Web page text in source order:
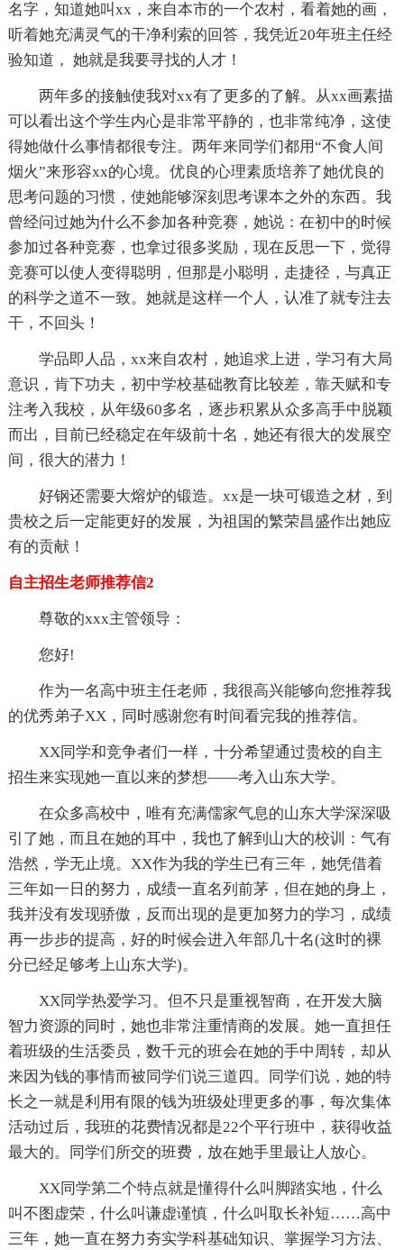
名字，知道她叫xx，来自本市的一个农村，看着她的画，
听着她充满灵气的干净利索的回答，我凭近20年班主任经
验知道， 她就是我要寻找的人才！
两年多的接触使我对xx有了更多的了解。从xx画素描
可以看出这个学生内心是非常平静的，也非常纯净，这使
得她做什么事情都很专注。两年来同学们都用“不食人间
烟火”来形容xx的心境。优良的心理素质培养了她优良的
思考问题的习惯，使她能够深刻思考课本之外的东西。我
曾经问过她为什么不参加各种竞赛，她说：在初中的时候
参加过各种竞赛，也拿过很多奖励，现在反思一下，觉得
竞赛可以使人变得聪明，但那是小聪明，走捷径，与真正
的科学之道不一致。她就是这样一个人，认准了就专注去
干，不回头！
学品即人品，xx来自农村，她追求上进，学习有大局
意识，肯下功夫，初中学校基础教育比较差，靠天赋和专
注考入我校，从年级60多名，逐步积累从众多高手中脱颖
而出，目前已经稳定在年级前十名，她还有很大的发展空
间，很大的潜力！
好钢还需要大熔炉的锻造。xx是一块可锻造之材，到
贵校之后一定能更好的发展，为祖国的繁荣昌盛作出她应
有的贡献！
自主招生老师推荐信2
尊敬的xxx主管领导：
您好!
作为一名高中班主任老师，我很高兴能够向您推荐我
的优秀弟子XX，同时感谢您有时间看完我的推荐信。
XX同学和竞争者们一样，十分希望通过贵校的自主
招生来实现她一直以来的梦想——考入山东大学。
在众多高校中，唯有充满儒家气息的山东大学深深吸
引了她，而且在她的耳中，我也了解到山大的校训：气有
浩然，学无止境。XX作为我的学生已有三年，她凭借着
三年如一日的努力，成绩一直名列前茅，但在她的身上，
我并没有发现骄傲，反而出现的是更加努力的学习，成绩
再一步步的提高，好的时候会进入年部几十名(这时的裸
分已经足够考上山东大学)。
XX同学热爱学习。但不只是重视智商，在开发大脑
智力资源的同时，她也非常注重情商的发展。她一直担任
着班级的生活委员，数千元的班会在她的手中周转，却从
来因为钱的事情而被同学们说三道四。同学们说，她的特
长之一就是利用有限的钱为班级处理更多的事，每次集体
活动过后，我班的花费情况都是22个平行班中，获得收益
最大的。同学们所交的班费，放在她手里最让人放心。
XX同学第二个特点就是懂得什么叫脚踏实地，什么
叫不图虚荣，什么叫谦虚谨慎，什么叫取长补短……高中
三年，她一直在努力夯实学科基础知识、掌握学习方法、